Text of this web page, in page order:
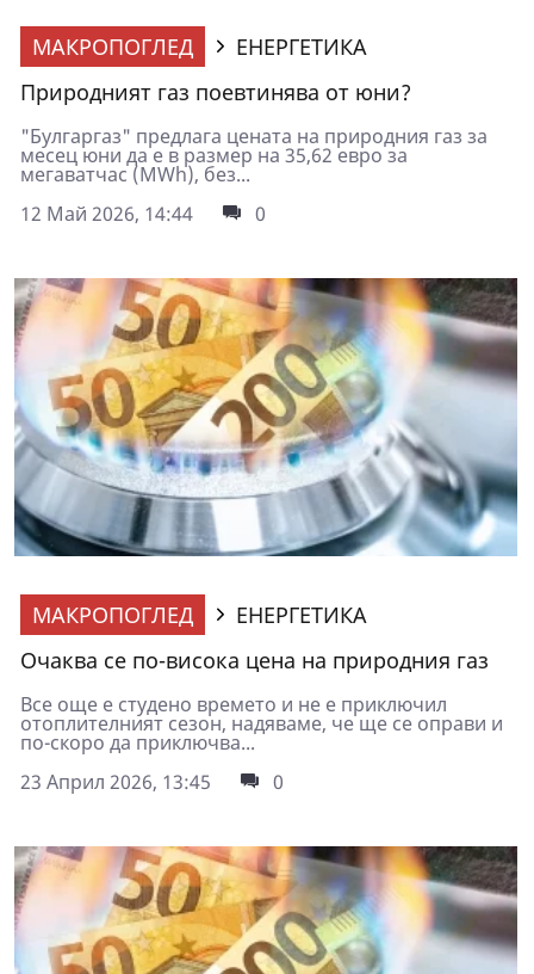
МАКРОПОГЛЕД
ЕНЕРГЕТИКА
Природният газ поевтинява от юни?
"Булгаргаз" предлага цената на природния газ за
месец юни да е в размер на 35,62 евро за
мегаватчас (MWh), без...
12 Май 2026, 14:44
0
МАКРОПОГЛЕД
ЕНЕРГЕТИКА
Очаква се по-висока цена на природния газ
Все още е студено времето и не е приключил
отоплителният сезон, надяваме, че ще се оправи и
по-скоро да приключва...
23 Април 2026, 13:45
0